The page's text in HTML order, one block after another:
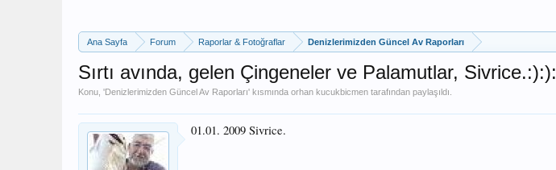
Ana Sayfa Forum Raporlar & Fotoğraflar Denizlerimizden Güncel Av Raporları
Sırtı avında, gelen Çingeneler ve Palamutlar,
Konu, 'Denizlerimizden Güncel Av Raporları' kısmında orhan kucukbicmen tarafından paylaşıldı.
01.01. 2009 Sivrice.